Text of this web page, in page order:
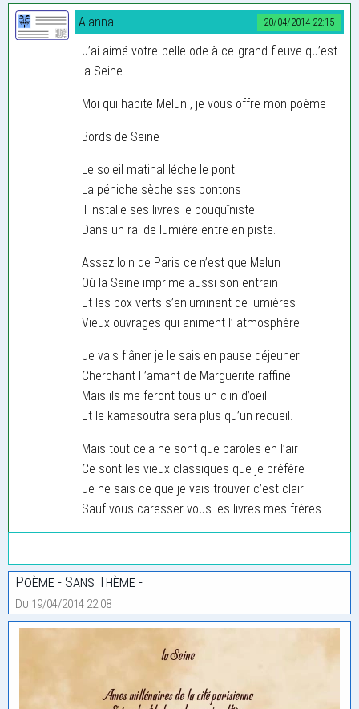
20/04/2014 22:15
Alanna
J’ai aimé votre belle ode à ce grand fleuve qu’est
la Seine
Moi qui habite Melun , je vous offre mon poème
Bords de Seine
Le soleil matinal léche le pont
La péniche sèche ses pontons
Il installe ses livres le bouquîniste
Dans un rai de lumière entre en piste.
Assez loin de Paris ce n’est que Melun
Où la Seine imprime aussi son entrain
Et les box verts s’enluminent de lumières
Vieux ouvrages qui animent l’ atmosphère.
Je vais flâner je le sais en pause déjeuner
Cherchant l ’amant de Marguerite raffiné
Mais ils me feront tous un clin d’oeil
Et le kamasoutra sera plus qu’un recueil.
Mais tout cela ne sont que paroles en l’air
Ce sont les vieux classiques que je préfère
Je ne sais ce que je vais trouver c’est clair
Sauf vous caresser vous les livres mes frères.
Poème - Sans Thème -
Du 19/04/2014 22:08